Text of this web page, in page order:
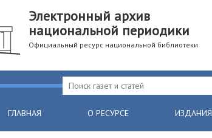
Электронный архив
национальной периодики
Официальный ресурс национальной библиотеки
ГЛАВНАЯ О РЕСУРСЕ ИЗДАНИЯ